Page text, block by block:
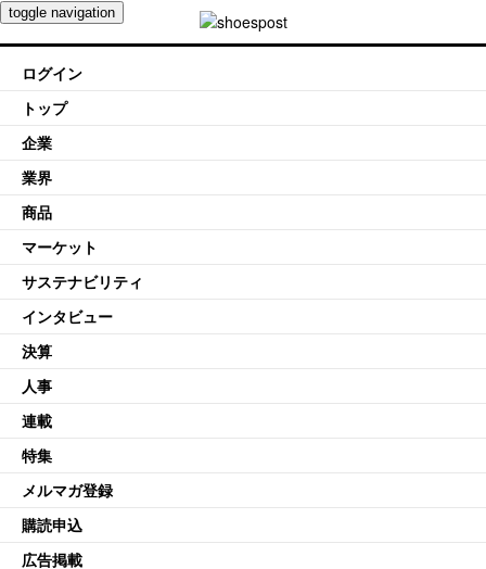
toggle navigation
ログイン
トップ
企業
業界
商品
マーケット
サステナビリティ
インタビュー
決算
人事
連載
特集
メルマガ登録
購読申込
広告掲載